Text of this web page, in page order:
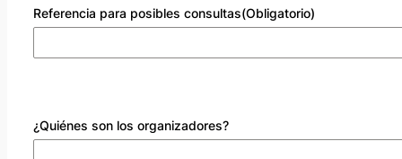
Referencia para posibles consultas(Obligatorio)
¿Quiénes son los organizadores?